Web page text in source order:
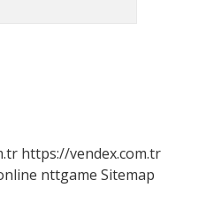
https://vendex.com.tr
nttgame Sitemap